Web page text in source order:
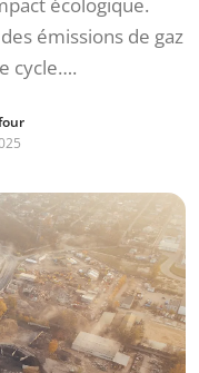
émissions de gaz
cycle….